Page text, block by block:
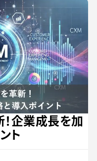
企業成長を加
ト